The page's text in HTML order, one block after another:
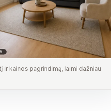
ir kainos pagrindimą, laimi dažniau